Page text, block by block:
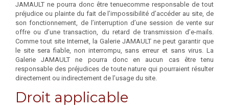
JAMAULT ne pourra donc être tenuecomme responsable de tout
préjudice ou plainte du fait de l’impossibilité d’accéder au site, de
son fonctionnement, de l’interruption d’une session de vente sur
offre ou d’une transaction, du retard de transmission d’e-mails.
Comme tout site Internet, la Galerie JAMAULT ne peut garantir que
le site sera fiable, non interrompu, sans erreur et sans virus. La
Galerie JAMAULT ne pourra donc en aucun cas être tenu
responsable des préjudices de toute nature qui pourraient résulter
directement ou indirectement de l’usage du site.
Droit applicable